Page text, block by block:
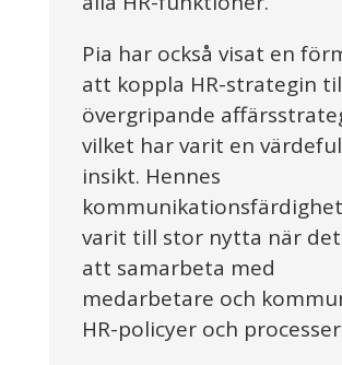
Pia har också visat en
att koppla HR-strategin
övergripande
vilket har varit en
insikt. Hennes
varit till stor nytta när
att samarbeta med
medarbetare och
HR-policyer och